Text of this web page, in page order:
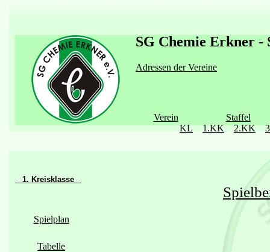
SG Chemie Erkner -
Adressen der Vereine
Verein
Staffel
KL
1.KK 2.KK
1. Kreisklasse
Spielplan
Tabelle